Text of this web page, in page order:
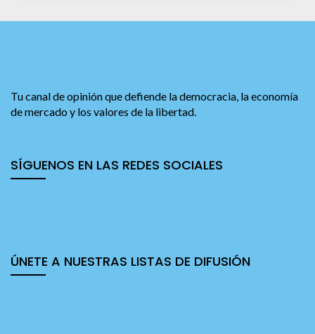
Tu canal de opinión que defiende la democracia, la economía
de mercado y los valores de la libertad.
SÍGUENOS EN LAS REDES SOCIALES
ÚNETE A NUESTRAS LISTAS DE DIFUSIÓN